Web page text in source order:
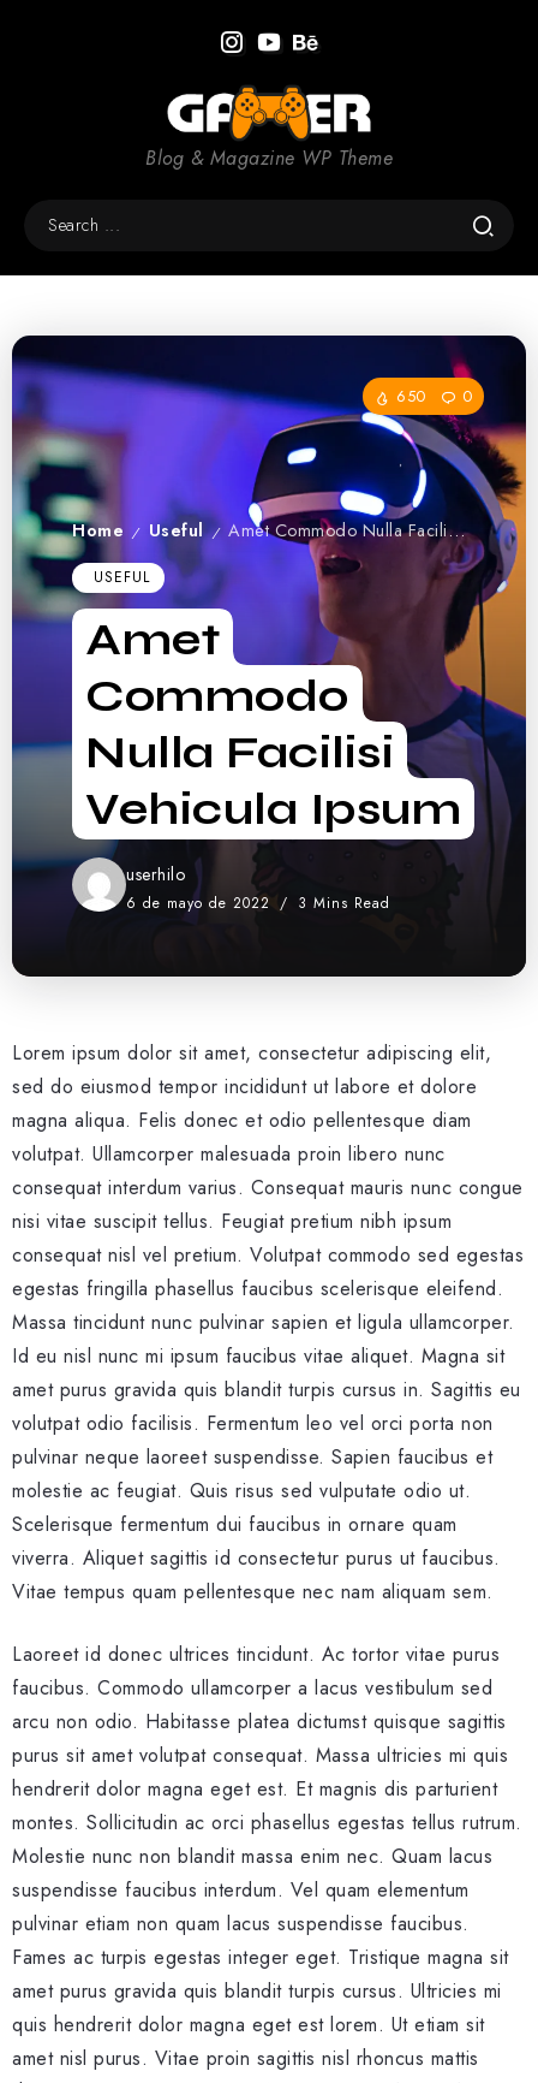
Blog & Magazine WP Theme
Home / Useful / Amet Commodo Nulla Facilisi Vehicula Ipsum
USEFUL
Amet
Commodo
Nulla Facilisi
Vehicula Ipsum
userhilo
6 de mayo de 2022 3 Mins Read
650 0
Lorem ipsum dolor sit amet, consectetur adipiscing elit,
sed do eiusmod tempor incididunt ut labore et dolore
magna aliqua. Felis donec et odio pellentesque diam
volutpat. Ullamcorper malesuada proin libero nunc
consequat interdum varius. Consequat mauris nunc congue
nisi vitae suscipit tellus. Feugiat pretium nibh ipsum
consequat nisl vel pretium. Volutpat commodo sed egestas
egestas fringilla phasellus faucibus scelerisque eleifend.
Massa tincidunt nunc pulvinar sapien et ligula ullamcorper.
Id eu nisl nunc mi ipsum faucibus vitae aliquet. Magna sit
amet purus gravida quis blandit turpis cursus in. Sagittis eu
volutpat odio facilisis. Fermentum leo vel orci porta non
pulvinar neque laoreet suspendisse. Sapien faucibus et
molestie ac feugiat. Quis risus sed vulputate odio ut.
Scelerisque fermentum dui faucibus in ornare quam
viverra. Aliquet sagittis id consectetur purus ut faucibus.
Vitae tempus quam pellentesque nec nam aliquam sem.
Laoreet id donec ultrices tincidunt. Ac tortor vitae purus
faucibus. Commodo ullamcorper a lacus vestibulum sed
arcu non odio. Habitasse platea dictumst quisque sagittis
purus sit amet volutpat consequat. Massa ultricies mi quis
hendrerit dolor magna eget est. Et magnis dis parturient
montes. Sollicitudin ac orci phasellus egestas tellus rutrum.
Molestie nunc non blandit massa enim nec. Quam lacus
suspendisse faucibus interdum. Vel quam elementum
pulvinar etiam non quam lacus suspendisse faucibus.
Fames ac turpis egestas integer eget. Tristique magna sit
amet purus gravida quis blandit turpis cursus. Ultricies mi
quis hendrerit dolor magna eget est lorem. Ut etiam sit
amet nisl purus. Vitae proin sagittis nisl rhoncus mattis